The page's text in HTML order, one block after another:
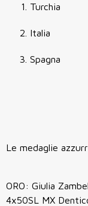
Turchia
Italia
Spagna
Le medaglie
ORO: Giulia
4x50SL MX